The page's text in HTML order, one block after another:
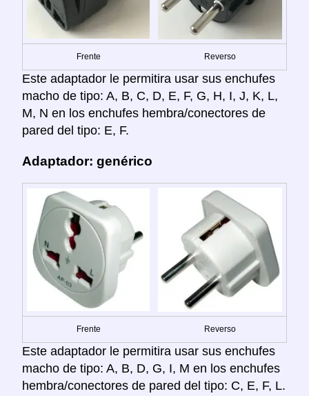
Frente Reverso
Este adaptador le permitira usar sus enchufes
macho de tipo: A, B, C, D, E, F, G, H, I, J, K, L,
M, N en los enchufes hembra/conectores de
pared del tipo: E, F.
Adaptador: genérico
Frente Reverso
Este adaptador le permitira usar sus enchufes
macho de tipo: A, B, D, G, I, M en los enchufes
hembra/conectores de pared del tipo: C, E, F, L.